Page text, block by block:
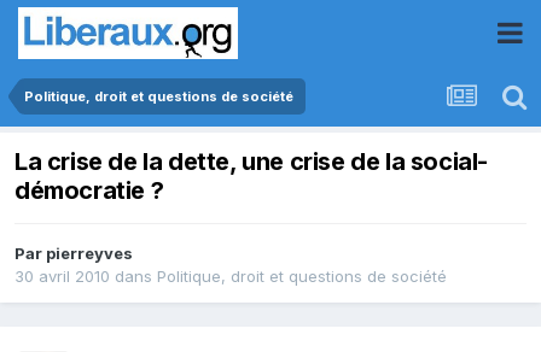
Politique, droit et questions de société
La crise de la dette, une crise de la social-
démocratie ?
Par pierreyves
30 avril 2010 dans Politique, droit et questions de société